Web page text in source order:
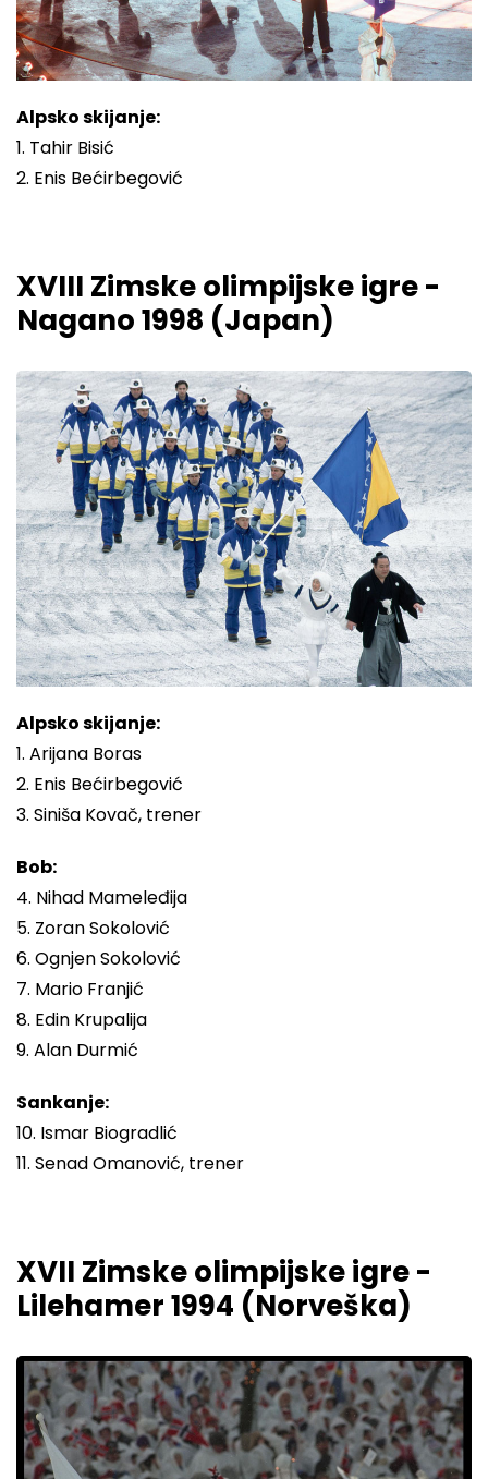
Alpsko skijanje:
1. Tahir Bisić
2. Enis Bećirbegović
XVIII Zimske olimpijske igre -
Nagano 1998 (Japan)
Alpsko skijanje:
1. Arijana Boras
2. Enis Bećirbegović
3. Siniša Kovač, trener
Bob:
4. Nihad Mameleđija
5. Zoran Sokolović
6. Ognjen Sokolović
7. Mario Franjić
8. Edin Krupalija
9. Alan Durmić
Sankanje:
10. Ismar Biogradlić
11. Senad Omanović, trener
XVII Zimske olimpijske igre -
Lilehamer 1994 (Norveška)